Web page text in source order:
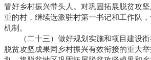
管好乡村振兴带头人。对巩固拓展脱贫攻
重的村，继续选派驻村第一书记和工作队
机制。
（二十三）做好规划实施和项目建设衔
脱贫攻坚成果同乡村振兴有效衔接的重大